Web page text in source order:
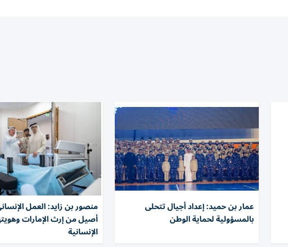
عمار بن حميد: إعداد أجيال تتحلى
بالمسؤولية لحماية الوطن
منصور بن زايد: العمل
أصيل من إرث الإمارات
الإنسانية